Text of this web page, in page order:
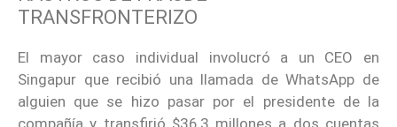
TRANSFRONTERIZO
El mayor caso individual involucró a un CEO en
Singapur que recibió una llamada de WhatsApp de
alguien que se hizo pasar por el presidente de la